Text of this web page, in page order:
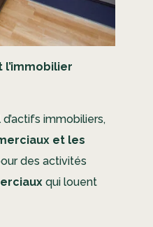
immobiliers,
et les
des activités
qui louent